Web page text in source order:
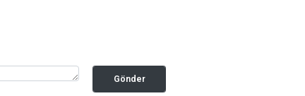
Gönder